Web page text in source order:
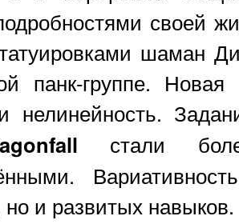
своей
шаман
панк-группе.
нелинейность.
стали
но и развитых навыков.